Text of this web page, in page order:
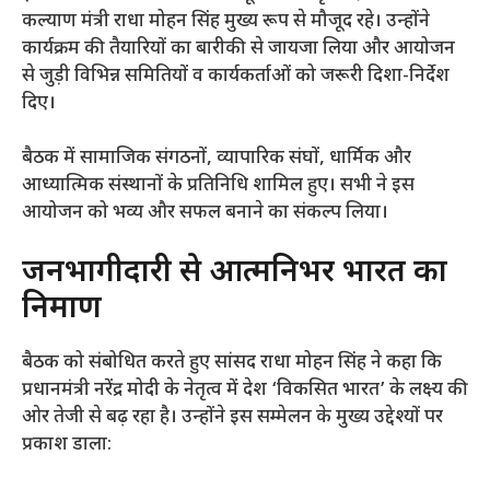
कल्याण मंत्री राधा मोहन सिंह मुख्य रूप से मौजूद रहे। उन्होंने
कार्यक्रम की तैयारियों का बारीकी से जायजा लिया और आयोजन
से जुड़ी विभिन्न समितियों व कार्यकर्ताओं को जरूरी दिशा-निर्देश
दिए।
​बैठक में सामाजिक संगठनों, व्यापारिक संघों, धार्मिक और
आध्यात्मिक संस्थानों के प्रतिनिधि शामिल हुए। सभी ने इस
आयोजन को भव्य और सफल बनाने का संकल्प लिया।
​जनभागीदारी से आत्मनिर्भर भारत का
निर्माण
​बैठक को संबोधित करते हुए सांसद राधा मोहन सिंह ने कहा कि
प्रधानमंत्री नरेंद्र मोदी के नेतृत्व में देश ‘विकसित भारत’ के लक्ष्य की
ओर तेजी से बढ़ रहा है। उन्होंने इस सम्मेलन के मुख्य उद्देश्यों पर
प्रकाश डाला: